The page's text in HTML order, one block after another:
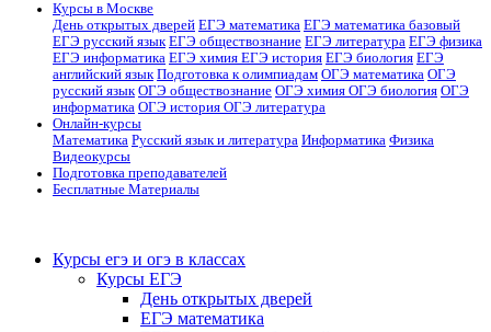
Курсы в Москве
День открытых дверей ЕГЭ математика ЕГЭ математика базовый
ЕГЭ русский язык ЕГЭ обществознание ЕГЭ литература ЕГЭ физика
ЕГЭ информатика ЕГЭ химия ЕГЭ история ЕГЭ биология ЕГЭ
английский язык Подготовка к олимпиадам ОГЭ математика ОГЭ
русский язык ОГЭ обществознание ОГЭ химия ОГЭ биология ОГЭ
информатика ОГЭ история ОГЭ литература
Онлайн-курсы
Математика Русский язык и литература Информатика Физика
Видеокурсы
Подготовка преподавателей
Бесплатные Материалы
Курсы егэ и огэ в классах
Курсы ЕГЭ
День открытых дверей
ЕГЭ математика